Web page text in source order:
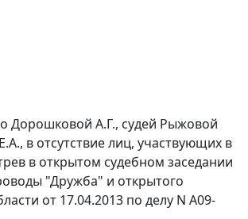
Дорошковой А.Г., судей Рыжовой
в отсутствие лиц, участвующих в
в открытом судебном заседании
"Дружба" и открытого
от 17.04.2013 по делу N А09-